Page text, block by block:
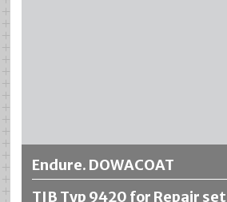
Endure. DOWACOAT
TIB Typ 9420 for Repair set